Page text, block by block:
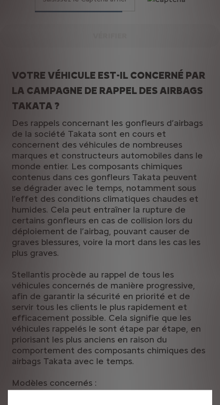
VOTRE VÉHICULE EST-IL CONCERNÉ PAR
LA CAMPAGNE DE RAPPEL DES AIRBAGS
TAKATA ?
Des rappels concernant les gonfleurs d’airbags
de la société Takata sont en cours et
concernent des véhicules de nombreuses
marques et constructeurs automobiles dans le
monde entier. Les composants chimiques
contenus dans ces gonfleurs Takata peuvent
se dégrader avec le temps, notamment sous
l’effet des conditions climatiques chaudes et
humides. Cela peut entraîner la rupture de
certains gonfleurs en cas de collision lors du
déploiement de l’airbag, pouvant causer de
graves blessures, voire la mort dans les cas les
plus graves.
Stellantis procède au rappel de tous les
véhicules concernés de manière progressive,
afin de garantir la sécurité en priorité et de
servir tous les clients le plus rapidement et
efficacement possible. Cela signifie que les
véhicules rappelés le sont étape par étape, en
priorisant les plus anciens en raison du
comportement des composants chimiques des
airbags Takata avec le temps.
Modèles concernés :